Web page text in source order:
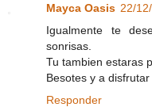
Mayca Oasis 22/
Igualmente te
sonrisas.
Tu tambien estaras
Besotes y a
Responder